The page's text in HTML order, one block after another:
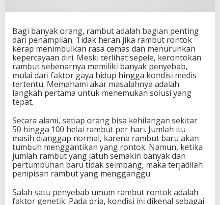
Bagi banyak orang, rambut adalah bagian penting
dari penampilan. Tidak heran jika rambut rontok
kerap menimbulkan rasa cemas dan menurunkan
kepercayaan diri. Meski terlihat sepele, kerontokan
rambut sebenarnya memiliki banyak penyebab,
mulai dari faktor gaya hidup hingga kondisi medis
tertentu. Memahami akar masalahnya adalah
langkah pertama untuk menemukan solusi yang
tepat.
Secara alami, setiap orang bisa kehilangan sekitar
50 hingga 100 helai rambut per hari. Jumlah itu
masih dianggap normal, karena rambut baru akan
tumbuh menggantikan yang rontok. Namun, ketika
jumlah rambut yang jatuh semakin banyak dan
pertumbuhan baru tidak seimbang, maka terjadilah
penipisan rambut yang mengganggu.
Salah satu penyebab umum rambut rontok adalah
faktor genetik. Pada pria, kondisi ini dikenal sebagai